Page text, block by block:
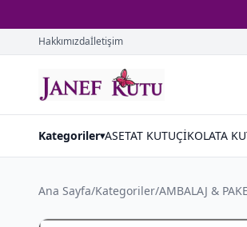
Hakkımızdaİletişim
Kategoriler▾ASETAT KUTUÇİKOLATA
Ana Sayfa/Kategoriler/AMBALAJ &